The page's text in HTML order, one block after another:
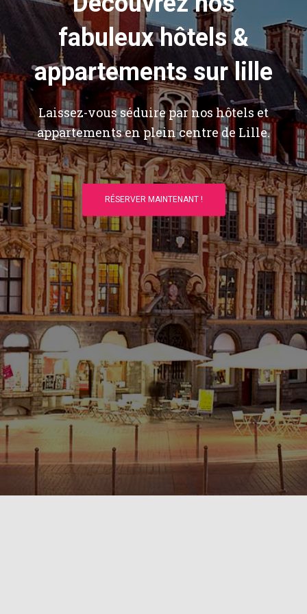
fabuleux hôtels &
appartements sur lille
Laissez-vous séduire par nos hôtels et
appartements en plein centre de Lille.
RÉSERVER MAINTENANT !